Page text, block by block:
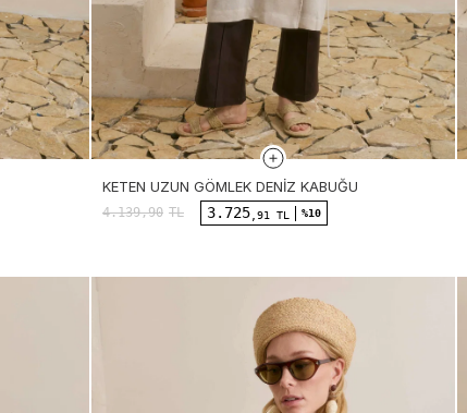
KETEN UZUN GÖMLEK DENIZ KABUĞU
4.139,90 TL 3.725 ,91 TL %10